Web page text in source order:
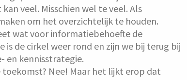
veel. Misschien wel te veel. Als
om het overzichtelijk te houden.
wat voor informatiebehoefte de
is de cirkel weer rond en zijn we bij terug bij
en kennisstrategie.
Nee! Maar het lijkt erop dat